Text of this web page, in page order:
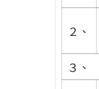
２、
３、